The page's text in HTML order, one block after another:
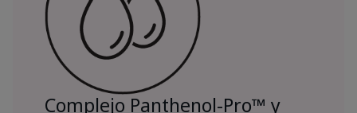
Complejo Panthenol-Pro™ y